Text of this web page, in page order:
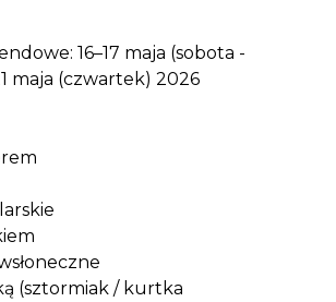
16–17 maja (sobota -
maja (czwartek) 2026
(sztormiak / kurtka